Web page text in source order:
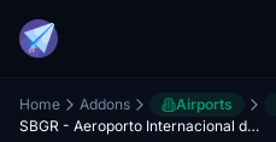
Home Addons Airports
SBGR - Aeroporto Internacional de Guarulhos - Pistas 10L/28R e 10R/28L